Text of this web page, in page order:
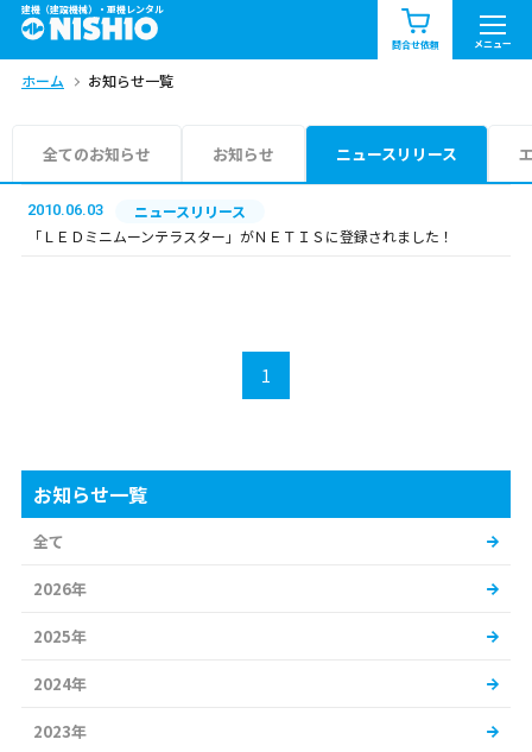
建機（建設機械）・重機レンタル
問合せ依頼 メニュー
商品一覧 お知らせ一覧
問合せ依頼リスト
エリア情報を見る
ホーム お知らせ一覧
全てのお知らせ お知らせ ニュースリリース
2010.06.03
ニュースリリース
「ＬＥＤミニムーンテラスター」がＮＥＴＩＳに登録されました！
1
お知らせ一覧
全て
2026年
2025年
2024年
2023年